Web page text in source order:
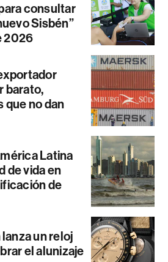
consultar
Sisbén”
2026
barato,
que no dan
Latina
de vida en
de
un reloj
el alunizaje